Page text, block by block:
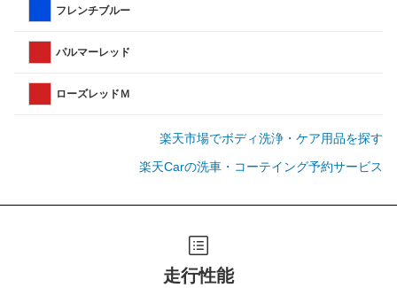
フレンチブルー
パルマーレッド
ローズレッドＭ
楽天市場でボディ洗浄・ケア用品を探す
楽天Carの洗車・コーテイング予約サービス
走行性能